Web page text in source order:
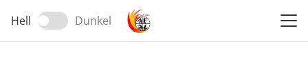
Hell Dunkel